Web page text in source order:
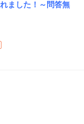
ました！～問答無